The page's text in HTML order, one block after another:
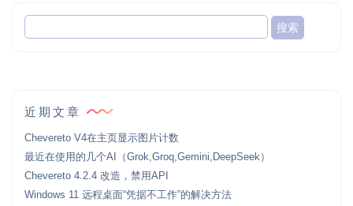
近期文章
Chevereto V4在主页显示图片计数
最近在使用的几个AI（Grok,Groq,Gemini,DeepSeek）
Chevereto 4.2.4 改造，禁用API
Windows 11 远程桌面“凭据不工作”的解决方法